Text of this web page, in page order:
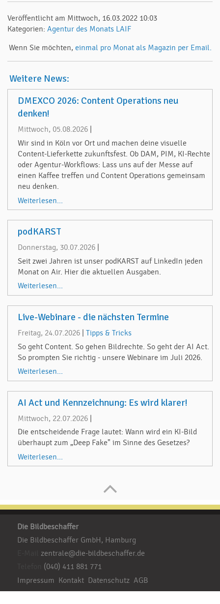
Veröffentlicht am Mittwoch, 16.03.2022 10:03
Kategorien: Agentur des Monats LAIF
Wenn Sie möchten, einmal pro Monat als Magazin per Email.
Weitere News:
DMEXCO 2026: Content Operations neu
denken!
Mittwoch, 05.08.2026
Wir sind in Köln vor Ort und machen deine visuelle
Content-Lieferkette zukunftsfest. Ob DAM, PIM, KI-Rechte
oder Agentur-Workflows: Lass uns auf der Messe auf
einen Kaffee treffen und Content Operations gemeinsam
neu denken.
Weiterlesen...
podKARST
Donnerstag, 30.07.2026
Seit zwei Jahren ist unser podKARST auf LinkedIn jeden
Monat on Air. Hier die aktuellen Ausgaben.
Weiterlesen...
Live-Webinare - die nächsten Termine
Freitag, 24.07.2026
Tipps & Tricks
So geht Content. So gehen Bildrechte. So geht der AI Act.
So prompten Sie richtig - unsere Webinare im Juli 2026.
Weiterlesen...
AI Act und Kennzeichnung: Es wird klarer!
Mittwoch, 22.07.2026
Die entscheidende Frage lautet: Wann wird ein KI-Bild
überhaupt zum „Deep Fake" im Sinne des Gesetzes?
Weiterlesen...
Die Bildbeschaffer
Die Bildbeschaffer GmbH, Hamburg
zentrale@die-bildbeschaffer.de
(040) 411 881 771
Impressum
Kontakt Datenschutz AGB